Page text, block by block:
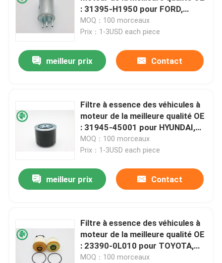
: 31395-H1950 pour FORD,
HYUNDAI, KIA
MOQ：100 morceaux
Prix：1-3USD each piece
meilleur prix Contact
Filtre à essence des véhicules à
moteur de la meilleure qualité OE
: 31945-45001 pour HYUNDAI,
YANMAR
MOQ：100 morceaux
Prix：1-3USD each piece
meilleur prix Contact
Filtre à essence des véhicules à
moteur de la meilleure qualité OE
: 23390-0L010 pour TOYOTA,
FIAT, ISUZU, MITSUBISHI
MOQ：100 morceaux